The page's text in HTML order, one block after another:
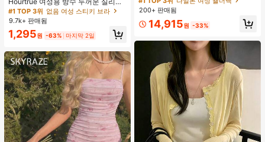
가슴 페탈, 작은 가슴 리프트업 & 푸시
인용, 웨딩 촬영 및 들러리용
#1 TOP 3위 없음 여성 스티키 브라
9.7k+ 판매됨
1,295원 -63% 마지막 2일
트 미포함, 가벼운 일상 핸드백 (펜던
트 미포함)
200+ 판매됨
14,915원 -33%